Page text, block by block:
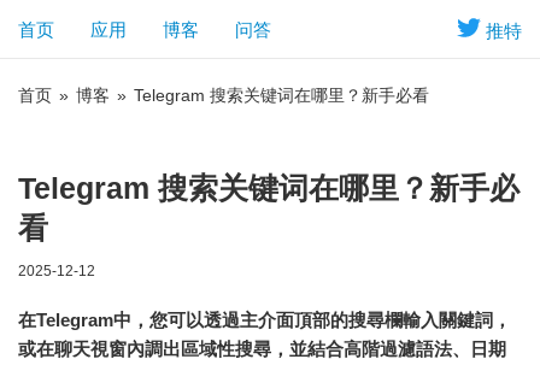
推特
首页 应用 博客 问答
首页 » 博客 » Telegram 搜索关键词在哪里？新手必看
Telegram 搜索关键词在哪里？新手必
看
2025-12-12
在Telegram中，您可以透過主介面頂部的搜尋欄輸入關鍵詞，
或在聊天視窗內調出區域性搜尋，並結合高階過濾語法、日期